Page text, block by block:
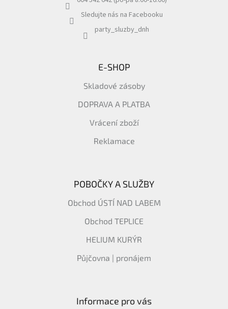
Sledujte nás na Facebooku
party_sluzby_dnh
E-SHOP
Skladové zásoby
DOPRAVA A PLATBA
Vrácení zboží
Reklamace
POBOČKY A SLUŽBY
Obchod ÚSTÍ NAD LABEM
Obchod TEPLICE
HELIUM KURÝR
Půjčovna | pronájem
Informace pro vás